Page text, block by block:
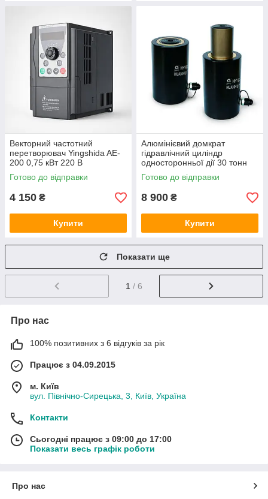
Векторний частотний
перетворювач Yingshida AE-
200 0,75 кВт 220 В
Готово до відправки
4 150 ₴
Купити
Алюмінієвий домкрат
гідравлічний циліндр
односторонньої дії 30 тонн
100 мм
Готово до відправки
8 900 ₴
Купити
Показати ще
1 / 6
Про нас
100% позитивних з 6 відгуків за рік
Працює з 04.09.2015
м. Київ
вул. Північно-Сирецька, 3, Київ, Україна
Контакти
Сьогодні працює з 09:00 до 17:00
Показати весь графік роботи
Про нас